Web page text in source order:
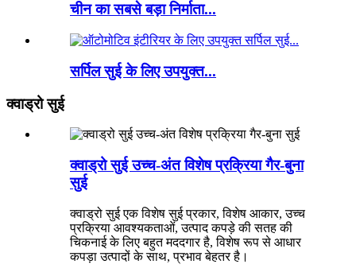
चीन का सबसे बड़ा निर्माता...
सर्पिल सुई के लिए उपयुक्त...
क्वाड्रो सुई
क्वाड्रो सुई उच्च-अंत विशेष प्रक्रिया गैर-बुना
सुई
क्वाड्रो सुई एक विशेष सुई प्रकार, विशेष आकार, उच्च
प्रक्रिया आवश्यकताओं, उत्पाद कपड़े की सतह की
चिकनाई के लिए बहुत मददगार है, विशेष रूप से आधार
कपड़ा उत्पादों के साथ, प्रभाव बेहतर है।